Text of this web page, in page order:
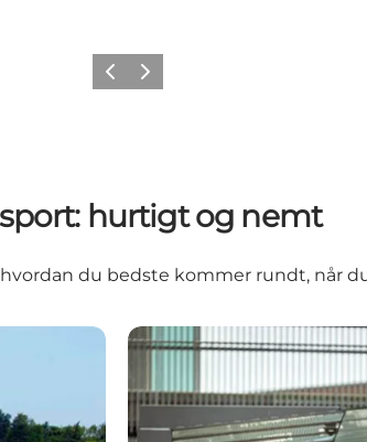
ForrigeNæste
hurtigt og nemt
du bedste kommer rundt, når
Transport i Aarhusregionen